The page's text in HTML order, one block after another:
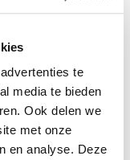
te
media te bieden
Ook delen we
met onze
en analyse. Deze
dus we schreven er
van DDMA
is. Het
een opvallende
door een